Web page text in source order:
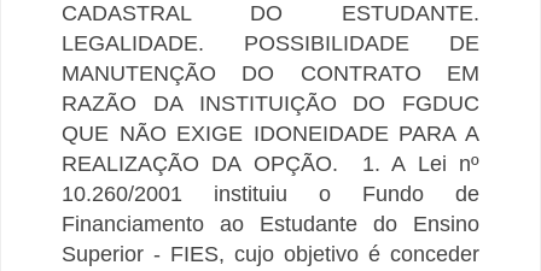
CADASTRAL DO ESTUDANTE.
LEGALIDADE. POSSIBILIDADE DE
MANUTENÇÃO DO CONTRATO EM
RAZÃO DA INSTITUIÇÃO DO FGDUC
QUE NÃO EXIGE IDONEIDADE PARA A
REALIZAÇÃO DA OPÇÃO.
1. A Lei nº
10.260/2001 instituiu o Fundo de
Financiamento ao Estudante do Ensino
Superior - FIES, cujo objetivo é conceder